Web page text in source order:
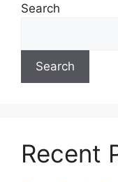
Search
Search
Recent